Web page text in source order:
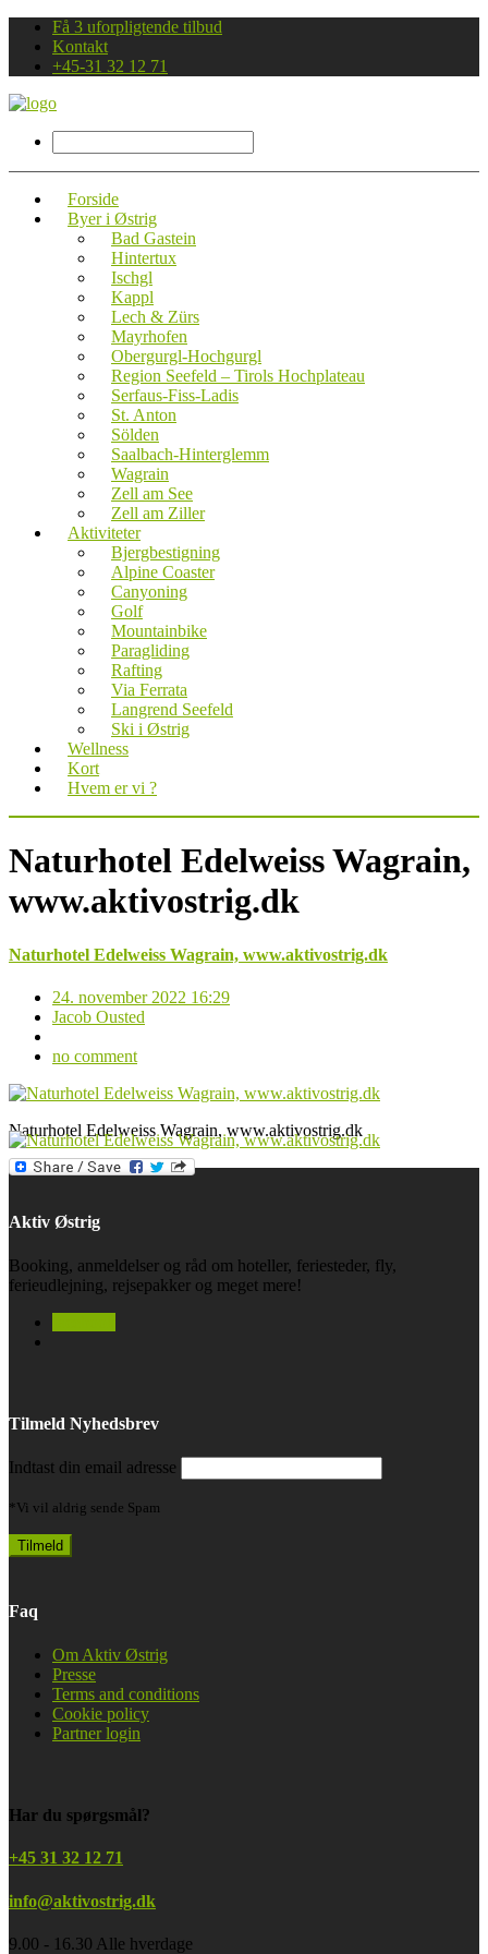
Få 3 uforpligtende tilbud
Kontakt
+45-31 32 12 71
Forside
Byer i Østrig
Bad Gastein
Hintertux
Ischgl
Kappl
Lech & Zürs
Mayrhofen
Obergurgl-Hochgurgl
Region Seefeld – Tirols Hochplateau
Serfaus-Fiss-Ladis
St. Anton
Sölden
Saalbach-Hinterglemm
Wagrain
Zell am See
Zell am Ziller
Aktiviteter
Bjergbestigning
Alpine Coaster
Canyoning
Golf
Mountainbike
Paragliding
Rafting
Via Ferrata
Langrend Seefeld
Ski i Østrig
Wellness
Kort
Hvem er vi ?
Naturhotel Edelweiss Wagrain,
www.aktivostrig.dk
Naturhotel Edelweiss Wagrain, www.aktivostrig.dk
24. november 2022 16:29
Jacob Ousted
no comment
Naturhotel Edelweiss Wagrain, www.aktivostrig.dk
Aktiv Østrig
Booking, anmeldelser og råd om hoteller, feriesteder, fly,
ferieudlejning, rejsepakker og meget mere!
Tilmeld Nyhedsbrev
Indtast din email adresse
*Vi vil aldrig sende Spam
Faq
Om Aktiv Østrig
Presse
Terms and conditions
Cookie policy
Partner login
Har du spørgsmål?
+45 31 32 12 71
info@aktivostrig.dk
9.00 - 16.30 Alle hverdage